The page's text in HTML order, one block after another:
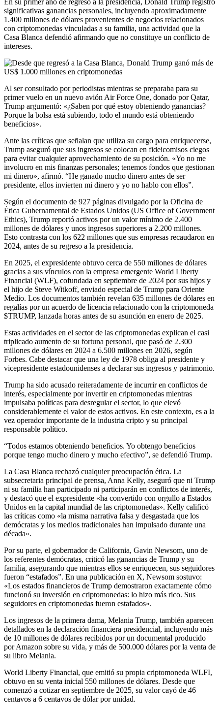
significativas ganancias personales, incluyendo aproximadamente
1.400 millones de dólares provenientes de negocios relacionados
con criptomonedas vinculadas a su familia, una actividad que la
Casa Blanca defendió afirmando que no constituye un conflicto de
intereses.
Al ser consultado por periodistas mientras se preparaba para su
primer vuelo en un nuevo avión Air Force One, donado por Qatar,
Trump argumentó: «¿Saben por qué estoy obteniendo ganancias?
Porque la bolsa está subiendo, todo el mundo está obteniendo
beneficios».
Ante las críticas que señalan que utiliza su cargo para enriquecerse,
Trump aseguró que sus ingresos se colocan en fideicomisos ciegos
para evitar cualquier aprovechamiento de su posición. «Yo no me
involucro en mis finanzas personales; tenemos fondos que gestionan
mi dinero», afirmó. “He ganado mucho dinero antes de ser
presidente, ellos invierten mi dinero y yo no hablo con ellos”.
Según el documento de 927 páginas divulgado por la Oficina de
Ética Gubernamental de Estados Unidos (US Office of Government
Ethics), Trump reportó activos por un valor mínimo de 2.400
millones de dólares y unos ingresos superiores a 2.200 millones.
Esto contrasta con los 622 millones que sus empresas recaudaron en
2024, antes de su regreso a la presidencia.
En 2025, el expresidente obtuvo cerca de 550 millones de dólares
gracias a sus vínculos con la empresa emergente World Liberty
Financial (WLF), cofundada en septiembre de 2024 por sus hijos y
el hijo de Steve Witkoff, enviado especial de Trump para Oriente
Medio. Los documentos también revelan 635 millones de dólares en
regalías por un acuerdo de licencia relacionado con la criptomoneda
$TRUMP, lanzada horas antes de su asunción en enero de 2025.
Estas actividades en el sector de las criptomonedas explican el casi
triplicado aumento de su fortuna personal, que pasó de 2.300
millones de dólares en 2024 a 6.500 millones en 2026, según
Forbes. Cabe destacar que una ley de 1978 obliga al presidente y
vicepresidente estadounidenses a declarar sus ingresos y patrimonio.
Trump ha sido acusado reiteradamente de incurrir en conflictos de
interés, especialmente por invertir en criptomonedas mientras
impulsaba políticas para desregular el sector, lo que elevó
considerablemente el valor de estos activos. En este contexto, es a la
vez operador importante de la industria cripto y su principal
responsable político.
“Todos estamos obteniendo beneficios. Yo obtengo beneficios
porque tengo mucho dinero y mucho efectivo”, se defendió Trump.
La Casa Blanca rechazó cualquier preocupación ética. La
subsecretaria principal de prensa, Anna Kelly, aseguró que ni Trump
ni su familia han participado ni participarán en conflictos de interés,
y destacó que el expresidente «ha convertido con orgullo a Estados
Unidos en la capital mundial de las criptomonedas». Kelly calificó
las críticas como «la misma narrativa falsa y desgastada que los
demócratas y los medios tradicionales han impulsado durante una
década».
Por su parte, el gobernador de California, Gavin Newsom, uno de
los referentes demócratas, criticó las ganancias de Trump y su
familia, asegurando que mientras ellos se enriquecen, sus seguidores
fueron “estafados”. En una publicación en X, Newsom sostuvo:
«Los estados financieros de Trump demostraron exactamente cómo
funcionó su inversión en criptomonedas: lo hizo más rico. Sus
seguidores en criptomonedas fueron estafados».
Los ingresos de la primera dama, Melania Trump, también aparecen
detallados en la declaración financiera presidencial, incluyendo más
de 10 millones de dólares recibidos por un documental producido
por Amazon sobre su vida, y más de 500.000 dólares por la venta de
su libro Melania.
World Liberty Financial, que emitió su propia criptomoneda WLFI,
obtuvo en su venta inicial 550 millones de dólares. Desde que
comenzó a cotizar en septiembre de 2025, su valor cayó de 46
centavos a 6 centavos de dólar por unidad.